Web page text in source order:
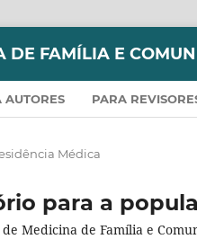
DE FAMÍLIA E
AUTORES PARA
Médica
para a
Medicina de Família e